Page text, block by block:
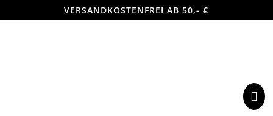
VERSANDKOSTENFREI AB 50,- €
